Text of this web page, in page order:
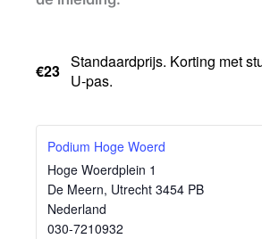
€23 Standaardprijs. Korting met
U-pas.
Podium Hoge Woerd
Hoge Woerdplein 1
De Meern, Utrecht 3454 PB
Nederland
030-7210932